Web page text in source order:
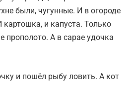
были, чугунные. И в огороде
и капуста. Только
прополото. А в сарае удочка
и пошёл рыбу ловить. А кот